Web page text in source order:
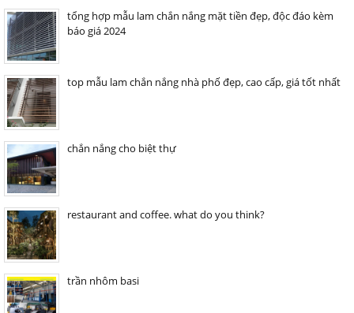
tổng hợp mẫu lam chắn nắng mặt tiền đẹp, độc đáo kèm
báo giá 2024
top mẫu lam chắn nắng nhà phố đẹp, cao cấp, giá tốt nhất
chắn nắng cho biệt thự
restaurant and coffee. what do you think?
trần nhôm basi